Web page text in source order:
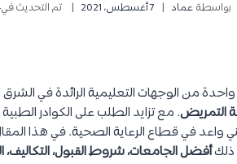
بواسطة عماد 7 أغسطس، 2021 تم التحديث في4
واحدة من الوجهات التعليمية الرائدة في
التمريض. مع تزايد الطلب على الكوادر
واعد في قطاع الرعاية الصحية. في هذا
ذلكأفضل الجامعات، شروط القبول،